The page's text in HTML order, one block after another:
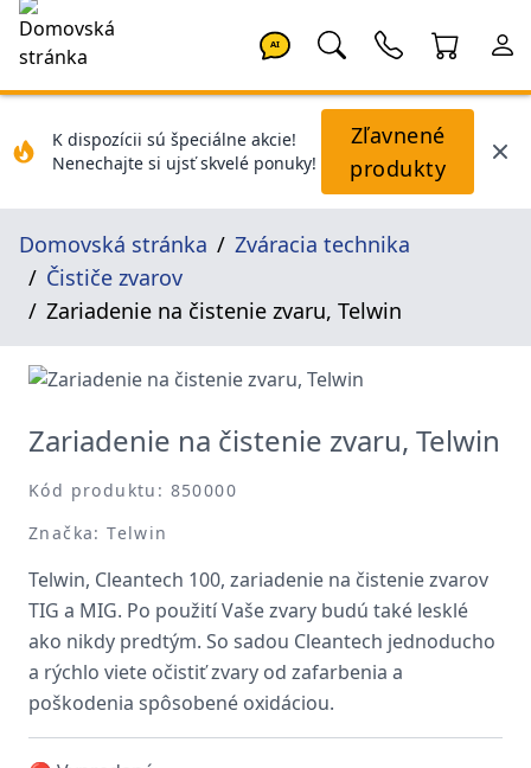
AI
K dispozícii sú špeciálne akcie!
Nenechajte si ujsť skvelé ponuky!
Zľavnené
produkty
Domovská stránka
Zváracia technika
Čističe zvarov
Zariadenie na čistenie zvaru, Telwin
Zariadenie na čistenie zvaru, Telwin
Kód produktu: 850000
Značka: Telwin
Telwin, Cleantech 100, zariadenie na čistenie zvarov
TIG a MIG. Po použití Vaše zvary budú také lesklé
ako nikdy predtým. So sadou Cleantech jednoducho
a rýchlo viete očistiť zvary od zafarbenia a
poškodenia spôsobené oxidáciou.